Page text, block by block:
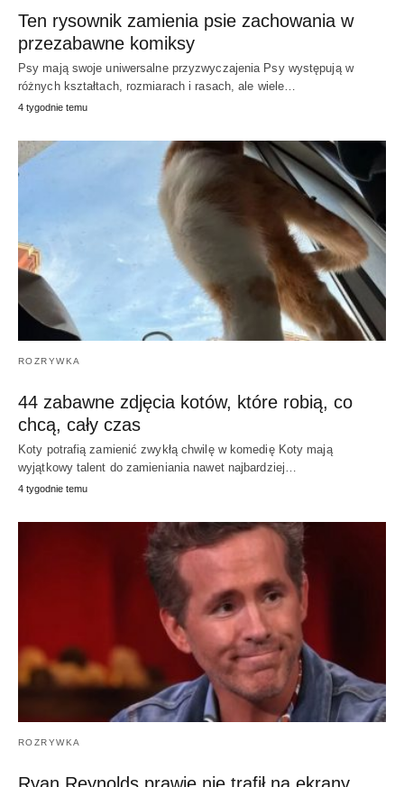
Ten rysownik zamienia psie zachowania w
przezabawne komiksy
Psy mają swoje uniwersalne przyzwyczajenia Psy występują w
różnych kształtach, rozmiarach i rasach, ale wiele…
4 tygodnie temu
ROZRYWKA
44 zabawne zdjęcia kotów, które robią, co
chcą, cały czas
Koty potrafią zamienić zwykłą chwilę w komedię Koty mają
wyjątkowy talent do zamieniania nawet najbardziej…
4 tygodnie temu
ROZRYWKA